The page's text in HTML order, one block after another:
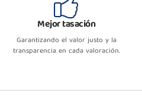
Mejor tasación
Garantizando el valor justo y la
transparencia en cada valoración.